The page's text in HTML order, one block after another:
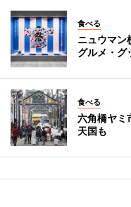
食べる
ニュウマ
グルメ・グ
食べる
六角橋ヤ
天国も